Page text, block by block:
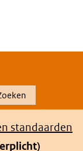
standaarden